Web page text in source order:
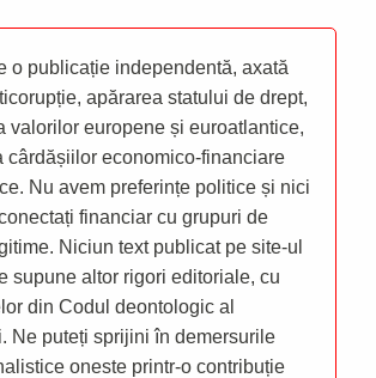
o publicație independentă, axată
apărarea statului de drept,
valorilor europene și euroatlantice,
cârdășiilor economico-financiare
Nu avem preferințe politice și nici
financiar cu grupuri de
Niciun text publicat pe site-ul
supune altor rigori editoriale, cu
din Codul deontologic al
Ne puteți sprijini în demersurile
oneste printr-o contribuție